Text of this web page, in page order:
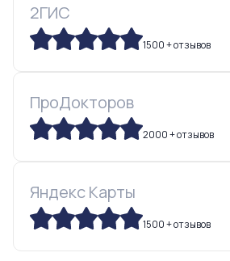
2ГИС
1500 + отзывов
ПроДокторов
2000 + отзывов
Яндекс Карты
1500 + отзывов